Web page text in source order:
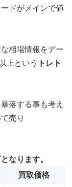
ドがメインで値
相場情報をデー
上という
トレト
落する事も考え
売り
なります。
買取価格